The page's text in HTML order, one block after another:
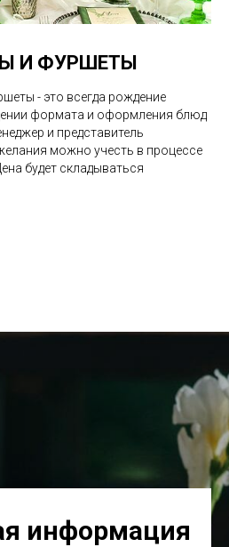
И ФУРШЕТЫ
- это всегда рождение
формата и оформления блюд
и представитель
можно учесть в процессе
будет складываться
информация